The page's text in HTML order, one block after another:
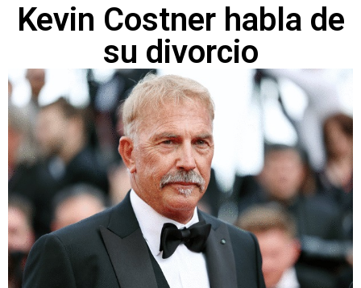
Kevin Costner habla de
su divorcio